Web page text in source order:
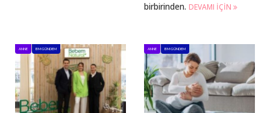
birbirinden. DEVAMI IÇIN
ANNE BM GÜNDEM ANNE BM GÜNDEM